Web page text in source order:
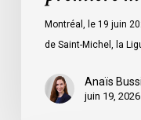
ministre
Québec
Montréal, le 19 juin
de Saint-Michel, la
Anaïs
juin 19, 2026